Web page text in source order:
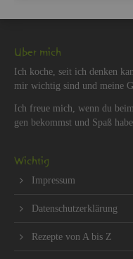
Über mich
Ich koche, seit ich den­ken
mir wich­tig sind und meine
Ich freue mich, wenn du
gen be­kommst und Spaß
Wich­tig
Im­pres­sum
Da­ten­schut­z­er­klä­rung
Re­zep­te von A bis Z